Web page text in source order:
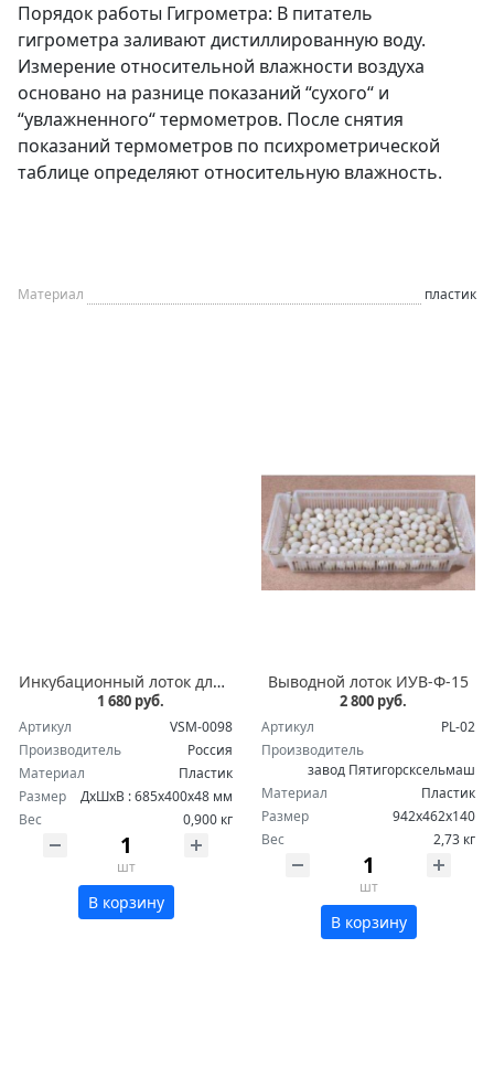
Порядок работы Гигрометра: В питатель
гигрометра заливают дистиллированную воду.
Измерение относительной влажности воздуха
основано на разнице показаний “сухого“ и
“увлажненного“ термометров. После снятия
показаний термометров по психрометрической
таблице определяют относительную влажность.
Материал пластик
Инкубационный лоток для инкубатора ИУП-Ф-45 на 135 яиц пластиковый
1 680 руб.
Артикул
VSM-0098
Производитель
Россия
Материал
Пластик
Размер
ДхШхВ : 685х400х48 мм
Вес
0,900 кг
шт
В корзину
Выводной лоток ИУВ-Ф-15
2 800 руб.
Артикул
PL-02
Производитель
завод Пятигорсксельмаш
Материал
Пластик
Размер
942х462х140
Вес
2,73 кг
шт
В корзину